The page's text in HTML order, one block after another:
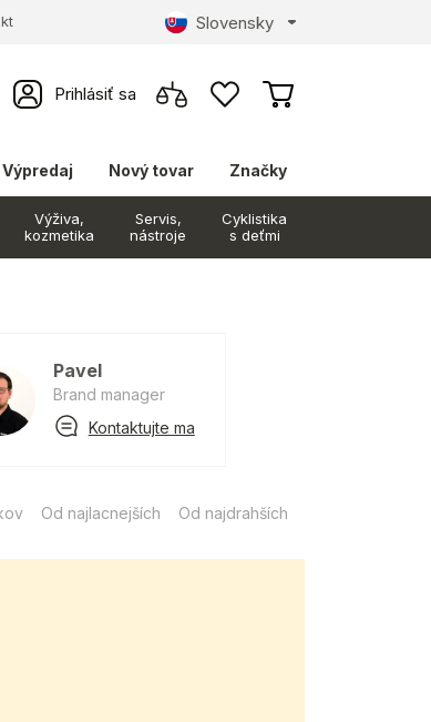
Slovensky
Prihlásiť sa
Výpredaj Nový tovar Značky
Výživa,
kozmetika
Servis,
nástroje
Cyklistika
s deťmi
Pavel
Brand manager
Kontaktujte ma
Od najlacnejších Od najdrahších